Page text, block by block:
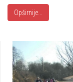
Opširnije...